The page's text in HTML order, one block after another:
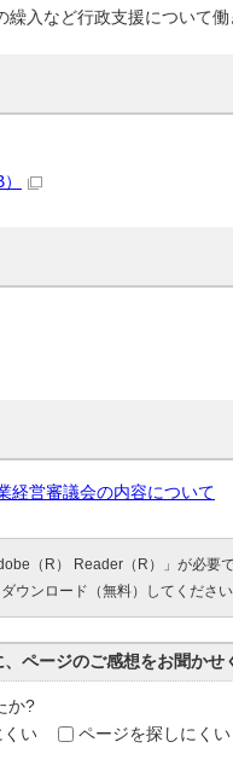
繰入など行政支援について
経営審議会の内容について
（R） Reader（R）」が必要
ウンロード（無料）してくださ
ページのご感想をお聞かせ
か?
くい
ページを探しにくい